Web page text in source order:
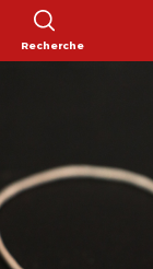
Recherche